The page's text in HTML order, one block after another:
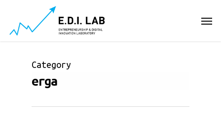
main
Category
erga